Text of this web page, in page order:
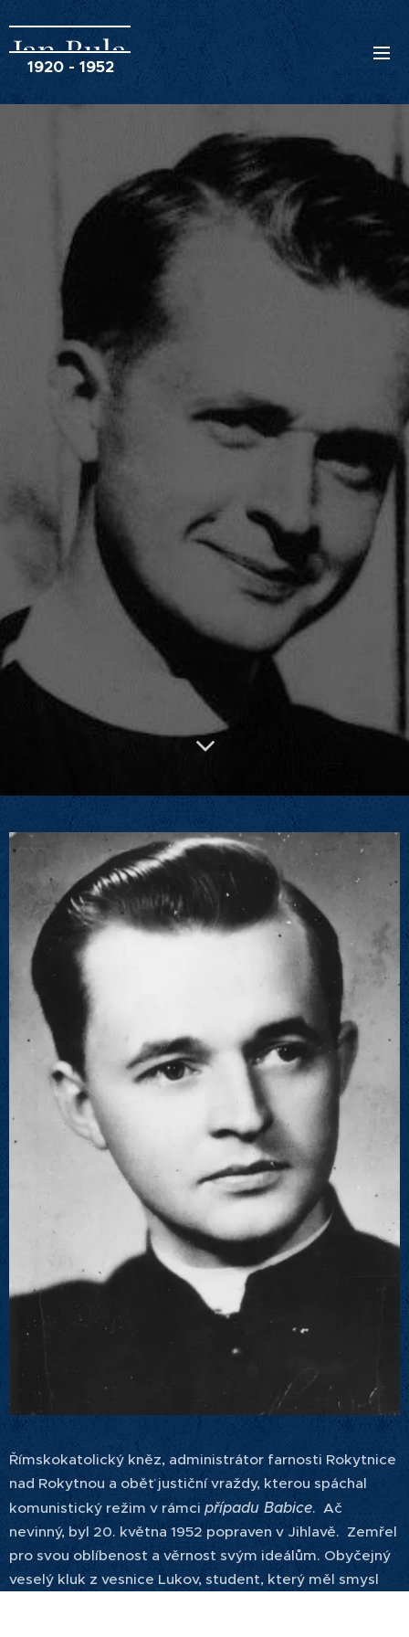
Jan Bula
1920 - 1952
Římskokatolický kněz, administrátor farnosti Rokytnice
nad Rokytnou a oběť justiční vraždy, kterou spáchal
komunistický režim v rámci případu Babice. Ač
nevinný, byl 20. května 1952 popraven v Jihlavě. Zemřel
pro svou oblíbenost a věrnost svým ideálům. Obyčejný
veselý kluk z vesnice Lukov, student, který měl smysl